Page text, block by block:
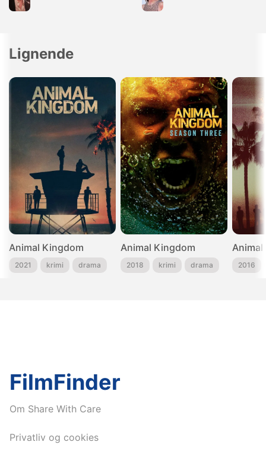
Lignende
Animal Kingdom
2021 krimi drama
Animal Kingdom
2018 krimi drama 2016
FilmFinder
Om Share With Care
Privatliv og cookies